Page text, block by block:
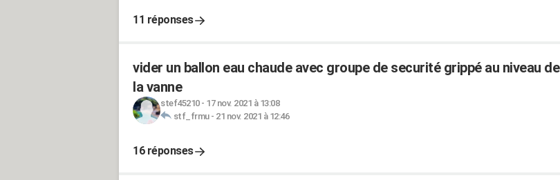
11 réponses
vider un ballon eau chaude avec groupe de securité grippé au niveau de
la vanne
stef45210- 17 nov. 2021 à 13:08
stf_frmu- 21 nov. 2021 à 12:46
16 réponses